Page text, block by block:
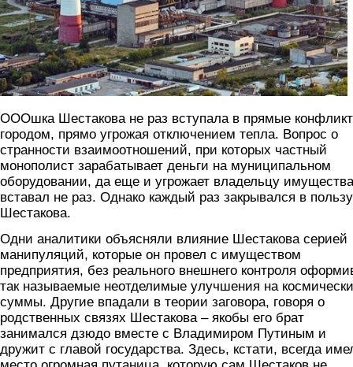
ОООшка Шестакова не раз вступала в прямые
городом, прямо угрожая отключением тепла. Вопрос о
странности взаимоотношений, при которых частный
монополист зарабатывает деньги на муниципальном
оборудовании, да еще и угрожает владельцу
вставал не раз. Однако каждый раз закрывался в пользу
Шестакова.
Одни аналитики объясняли влияние Шестакова серией
манипуляций, которые он провел с имуществом
предприятия, без реального внешнего контроля
так называемые неотделимые улучшения на
суммы. Другие впадали в теории заговора, говоря о
родственных связях Шестакова – якобы его брат
занимался дзюдо вместе с Владимиром Путиным и
дружит с главой государства. Здесь, кстати, всегда